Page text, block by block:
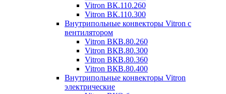
Vitron ВК.110.260
Vitron ВК.110.300
Внутрипольные конвекторы Vitron с
вентилятором
Vitron ВКВ.80.260
Vitron ВКВ.80.300
Vitron ВКВ.80.360
Vitron ВКВ.80.400
Внутрипольные конвекторы Vitron
электрические